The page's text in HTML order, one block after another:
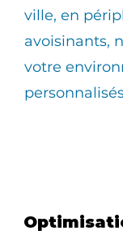
ville, en
avoisinants,
votre